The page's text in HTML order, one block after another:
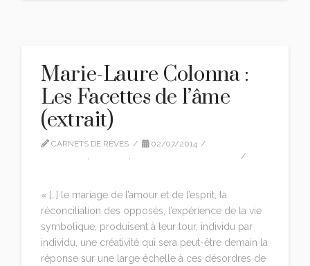
Marie-Laure Colonna :
Les Facettes de l’âme
(extrait)
CARNETS DE RÊVES
02/07/2014
, ,
« […] le mariage de l’amour et de l’esprit, la
réconciliation des opposés, l’expérience de la vie
symbolique, produisent à leur tour, individu par
individu, une créativité qui sera peut-être demain la
réponse sur une large échelle à ces désordres de